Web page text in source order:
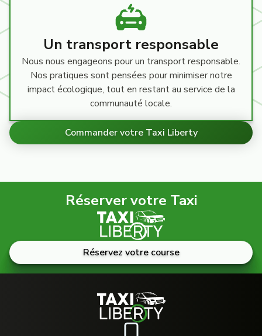
Un transport responsable
Nous nous engageons pour un transport responsable.
Nos pratiques sont pensées pour minimiser notre
impact écologique, tout en restant au service de la
communauté locale.
Commander votre Taxi Liberty
Réserver votre Taxi
Réservez votre course